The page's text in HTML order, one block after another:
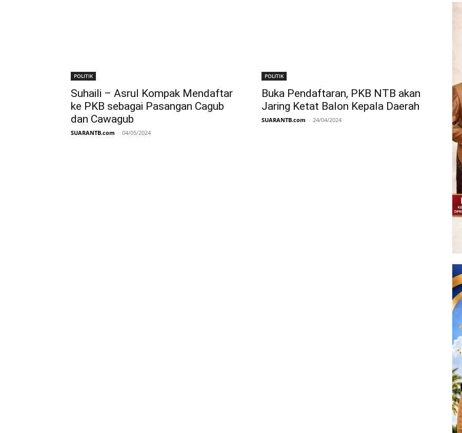
POLITIK
Suhaili – Asrul Kompak Mendaftar
ke PKB sebagai Pasangan Cagub
dan Cawagub
SUARANTB.com - 04/05/2024
POLITIK
Buka Pendaftaran, PKB NTB akan
Jaring Ketat Balon Kepala Daerah
SUARANTB.com - 24/04/2024